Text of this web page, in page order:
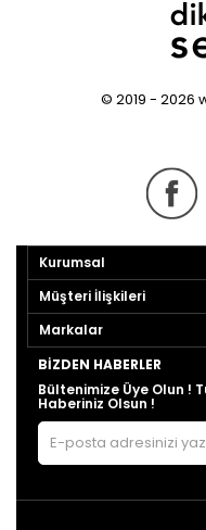
© 2019 - 2026
Kurumsal
Müşteri İlişkileri
Markalar
BIZDEN HABERLER
Bültenimize Üye Olun !
Haberiniz Olsun !